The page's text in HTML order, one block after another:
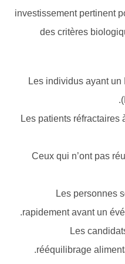
investissement pertinent
des critères
Les individus ayant
Les patients réfractaires
Ceux qui n’ont pas
Les personnes
rapidement avant un
Les
rééquilibrage